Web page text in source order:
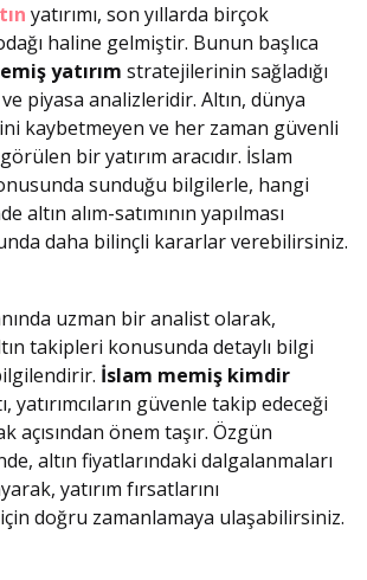
yatırımı, son yıllarda birçok
haline gelmiştir. Bunun başlıca
yatırım stratejilerinin sağladığı
piyasa analizleridir. Altın, dünya
kaybetmeyen ve her zaman güvenli
bir yatırım aracıdır. İslam
sunduğu bilgilerle, hangi
altın alım-satımının yapılması
daha bilinçli kararlar verebilirsiniz.
uzman bir analist olarak,
takipleri konusunda detaylı bilgi
İslam memiş kimdir
yatırımcıların güvenle takip edeceği
açısından önem taşır. Özgün
altın fiyatlarındaki dalgalanmaları
yatırım fırsatlarını
doğru zamanlamaya ulaşabilirsiniz.